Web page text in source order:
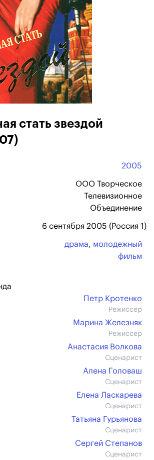
стать звездой
2005
ООО Творческое
Телевизионное
Объединение
6 сентября 2005 (Россия 1)
драма, молодежный
фильм
Петр Кротенко
Режиссер
Марина Железняк
Режиссер
Анастасия Волкова
Сценарист
Алена Головаш
Сценарист
Елена Ласкарева
Сценарист
Татьяна Гурьянова
Сценарист
Сергей Степанов
Сценарист